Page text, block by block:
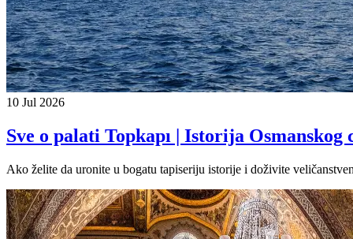
10 Jul 2026
Sve o palati Topkapı | Istorija Osmanskog
Ako želite da uronite u bogatu tapiseriju istorije i doživite